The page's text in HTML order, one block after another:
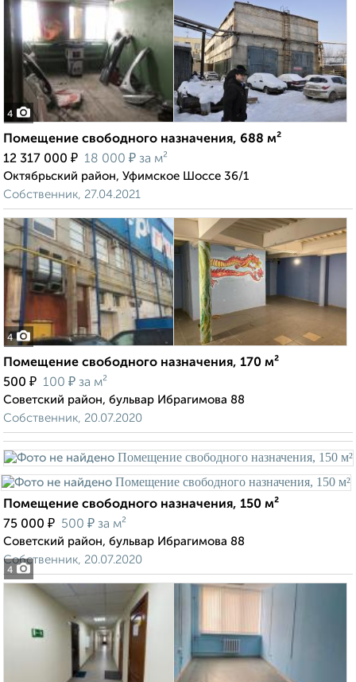
4
Помещение свободного назначения, 688 м²
12 317 000 ₽ 18 000 ₽ за м²
Октябрьский район, Уфимское Шоссе 36/1
Собственник, 27.04.2021
4
Помещение свободного назначения, 170 м²
500 ₽ 100 ₽ за м²
Советский район, бульвар Ибрагимова 88
Собственник, 20.07.2020
4
Помещение свободного назначения, 150 м²
75 000 ₽ 500 ₽ за м²
Советский район, бульвар Ибрагимова 88
Собственник, 20.07.2020